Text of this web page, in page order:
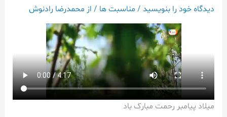
دیدگاه‌ خود را بنویسید / مناسبت ها / از محمدرضا رادنوش
میلاد پیامبر رحمت مبارک باد